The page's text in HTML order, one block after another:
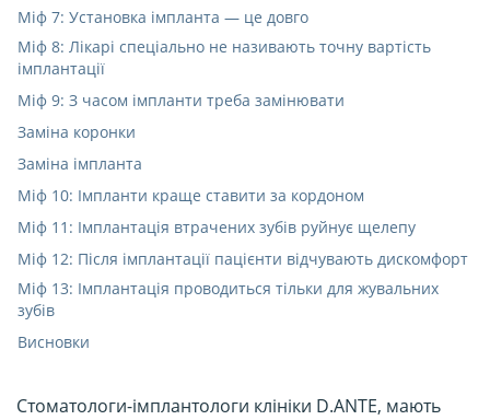
Міф 7: Установка імпланта — це довго
Міф 8: Лікарі спеціально не називають точну вартість
імплантації
Міф 9: З часом імпланти треба замінювати
Заміна коронки
Заміна імпланта
Міф 10: Імпланти краще ставити за кордоном
Міф 11: Імплантація втрачених зубів руйнує щелепу
Міф 12: Після імплантації пацієнти відчувають дискомфорт
Міф 13: Імплантація проводиться тільки для жувальних
зубів
Висновки
Стоматологи-імплантологи клініки D.ANTE, мають